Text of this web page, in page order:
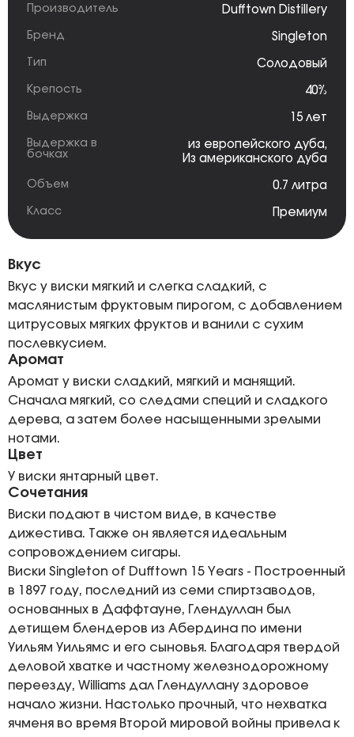
Производитель Dufftown Distillery
Бренд Singleton
Тип Солодовый
Крепость 40%
Выдержка 15 лет
Выдержка в
бочках
из европейского дуба,
Из американского дуба
Объем 0.7 литра
Класс Премиум
Вкус
Вкус у виски мягкий и слегка сладкий, с
маслянистым фруктовым пирогом, с добавлением
цитрусовых мягких фруктов и ванили с сухим
послевкусием.
Аромат
Аромат у виски сладкий, мягкий и манящий.
Сначала мягкий, со следами специй и сладкого
дерева, а затем более насыщенными зрелыми
нотами.
Цвет
У виски янтарный цвет.
Сочетания
Виски подают в чистом виде, в качестве
дижестива. Также он является идеальным
сопровождением сигары.
Виски Singleton of Dufftown 15 Years - Построенный
в 1897 году, последний из семи спиртзаводов,
основанных в Даффтауне, Глендуллан был
детищем блендеров из Абердина по имени
Уильям Уильямс и его сыновья. Благодаря твердой
деловой хватке и частному железнодорожному
переезду, Williams дал Глендуллану здоровое
начало жизни. Настолько прочный, что нехватка
ячменя во время Второй мировой войны привела к